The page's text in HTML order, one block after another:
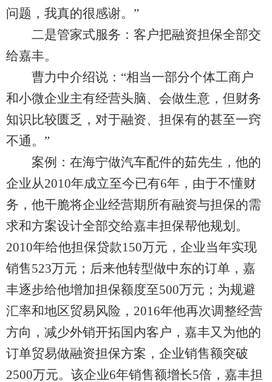
问题，我真的很感谢。”
二是管家式服务：客户把融资担保全部交
给嘉丰。
曹力中介绍说：“相当一部分个体工商户
和小微企业主有经营头脑、会做生意，但财务
知识比较匮乏，对于融资、担保有的甚至一窍
不通。”
案例：在海宁做汽车配件的茹先生，他的
企业从2010年成立至今已有6年，由于不懂财
务，他干脆将企业经营期所有融资与担保的需
求和方案设计全部交给嘉丰担保帮他规划。
2010年给他担保贷款150万元，企业当年实现
销售523万元；后来他转型做中东的订单，嘉
丰逐步给他增加担保额度至500万元；为规避
汇率和地区贸易风险，2016年他再次调整经营
方向，减少外销开拓国内客户，嘉丰又为他的
订单贸易做融资担保方案，企业销售额突破
2500万元。该企业6年销售额增长5倍，嘉丰担